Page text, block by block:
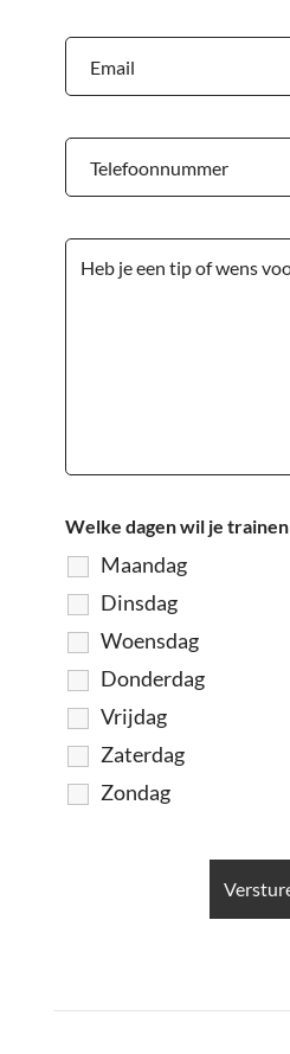
Welke dagen wil je trainen
Maandag
Dinsdag
Woensdag
Donderdag
Vrijdag
Zaterdag
Zondag